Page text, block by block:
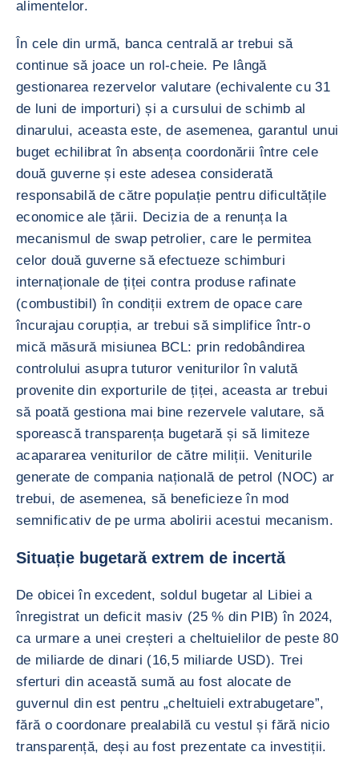
alimentelor.
În cele din urmă, banca centrală ar trebui să
continue să joace un rol-cheie. Pe lângă
gestionarea rezervelor valutare (echivalente cu 31
de luni de importuri) și a cursului de schimb al
dinarului, aceasta este, de asemenea, garantul unui
buget echilibrat în absența coordonării între cele
două guverne și este adesea considerată
responsabilă de către populație pentru dificultățile
economice ale țării. Decizia de a renunța la
mecanismul de swap petrolier, care le permitea
celor două guverne să efectueze schimburi
internaționale de țiței contra produse rafinate
(combustibil) în condiții extrem de opace care
încurajau corupția, ar trebui să simplifice într-o
mică măsură misiunea BCL: prin redobândirea
controlului asupra tuturor veniturilor în valută
provenite din exporturile de țiței, aceasta ar trebui
să poată gestiona mai bine rezervele valutare, să
sporească transparența bugetară și să limiteze
acapararea veniturilor de către miliții. Veniturile
generate de compania națională de petrol (NOC) ar
trebui, de asemenea, să beneficieze în mod
semnificativ de pe urma abolirii acestui mecanism.
Situație bugetară extrem de incertă
De obicei în excedent, soldul bugetar al Libiei a
înregistrat un deficit masiv (25 % din PIB) în 2024,
ca urmare a unei creșteri a cheltuielilor de peste 80
de miliarde de dinari (16,5 miliarde USD). Trei
sferturi din această sumă au fost alocate de
guvernul din est pentru „cheltuieli extrabugetare”,
fără o coordonare prealabilă cu vestul și fără nicio
transparență, deși au fost prezentate ca investiții.